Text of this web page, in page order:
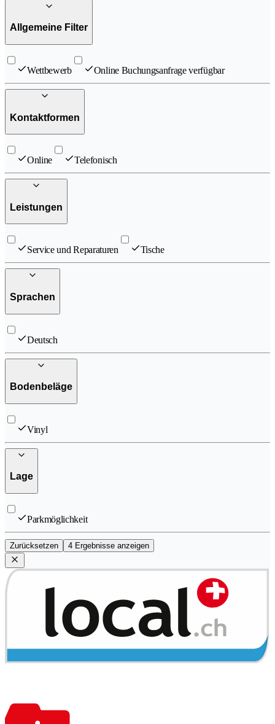
Allgemeine Filter
Wettbewerb Online Buchungsanfrage verfügbar
Kontaktformen
Online Telefonisch
Leistungen
Service und Reparaturen Tische
Sprachen
Deutsch
Bodenbeläge
Vinyl
Lage
Parkmöglichkeit
Zurücksetzen 4 Ergebnisse anzeigen